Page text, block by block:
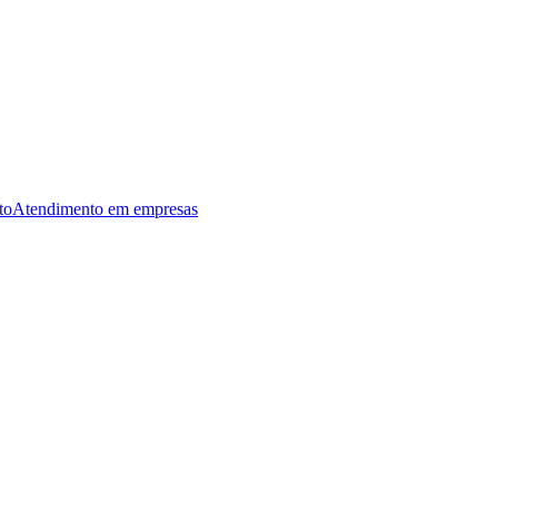
Atendimento em empresas